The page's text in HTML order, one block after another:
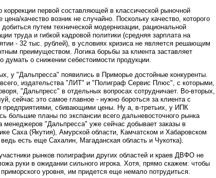
коррекции первой составляющей в классической рыночной
качество возник не случайно. Поскольку качество, которого
путем технической модернизации, рациональной
труда и гибкой кадровой политики (средняя зарплата на
- 32 тыс. рублей), в условиях кризиса не является решающим
преимуществом. Логика борьбы за клиента заставляет
думать о снижении себестоимости продукции.
у "Дальпресса" появились в Приморье достойные конкуренты.
издательства "ЛИТ" и "Полиграф Сервис Плюс", с которыми,
"Дальпресс" в отдельных вопросах сотрудничает. Во-вторых,
сейчас это самое главное - нужно бороться за клиента с
предприятиями, сбивающими цены. Ну а, в-третьих, у ИПК
большие планы по экспансии всего дальневосточного рынка
менеджеров "Дальпресса" уже сейчас добывает заказы в
Саха (Якутия), Амурской области, Камчатском и Хабаровском
есть еще Сахалин, Магаданская область и Чукотка).
рынков полиграфии других областей и краев ДВФО не
руки в ожидании сильного игрока. Хотя, прямо скажем: чтобы
приморского уровня, им придется еще немало потрудиться.